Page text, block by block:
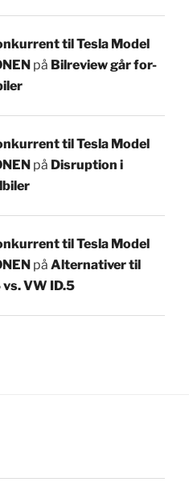
til Tesla Model
på Bilreview går for-
til Tesla Model
på Disruption i
til Tesla Model
på Alternativer til
vs. VW ID.5